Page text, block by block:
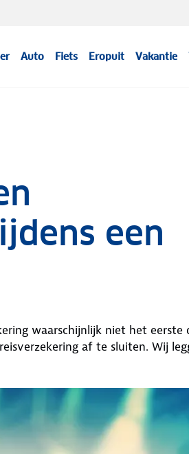
Auto Fiets Eropuit Vakantie
een
waarschijnlijk niet het
af te sluiten. Wij